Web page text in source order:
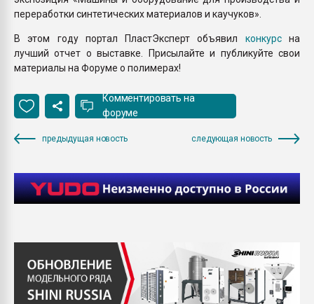
переработки синтетических материалов и каучуков».
В этом году портал ПластЭксперт объявил конкурсна
лучший отчет о выставке. Присылайте и публикуйте свои
материалы на Форуме о полимерах!
Комментировать на
форуме
предыдущая новость следующая новость